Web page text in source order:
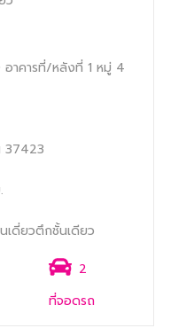
อาคารที่/หลังที่ 1 หมู่ 4
37423
เดี่ยวตึกชั้นเดียว
2
ที่จอดรถ